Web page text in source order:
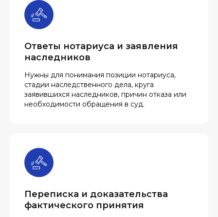
Ответы нотариуса и заявления
наследников
Нужны для понимания позиции нотариуса,
стадии наследственного дела, круга
заявившихся наследников, причин отказа или
необходимости обращения в суд.
Переписка и доказательства
фактического принятия